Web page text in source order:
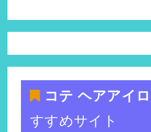
コテ ヘアアイ
すすめサイト